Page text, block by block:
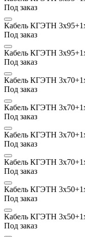
Под заказ
Кабель КГЭТН
Под заказ
Кабель КГЭТН
Под заказ
Кабель КГЭТН
Под заказ
Кабель КГЭТН
Под заказ
Кабель КГЭТН
Под заказ
Кабель КГЭТН
Под заказ
Кабель КГЭТН
Под заказ
Кабель КГЭТН
Под заказ